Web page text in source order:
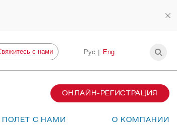
с нами Рус Eng
ОНЛАЙН-РЕГИСТРАЦИЯ
ПОЛЕТ С НАМИ О КОМПАНИИ